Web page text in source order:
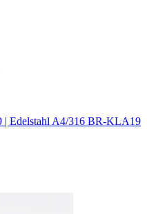
| Edelstahl A4/316 BR-KLA19